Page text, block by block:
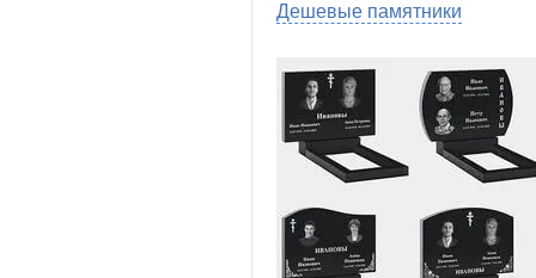
Дешевые памятники